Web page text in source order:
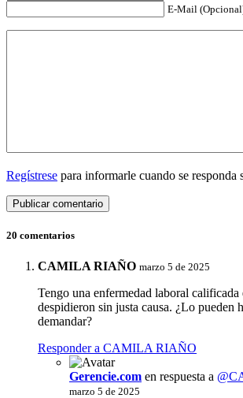
E-Mail
Regístrese para informarle cuando se responda
20 comentarios
CAMILA RIAÑO marzo 5 de 2025
Tengo una enfermedad laboral calificada
despidieron sin justa causa. ¿Lo pueden
demandar?
Responder a CAMILA RIAÑO
Gerencie.com en respuesta a
marzo 5 de 2025